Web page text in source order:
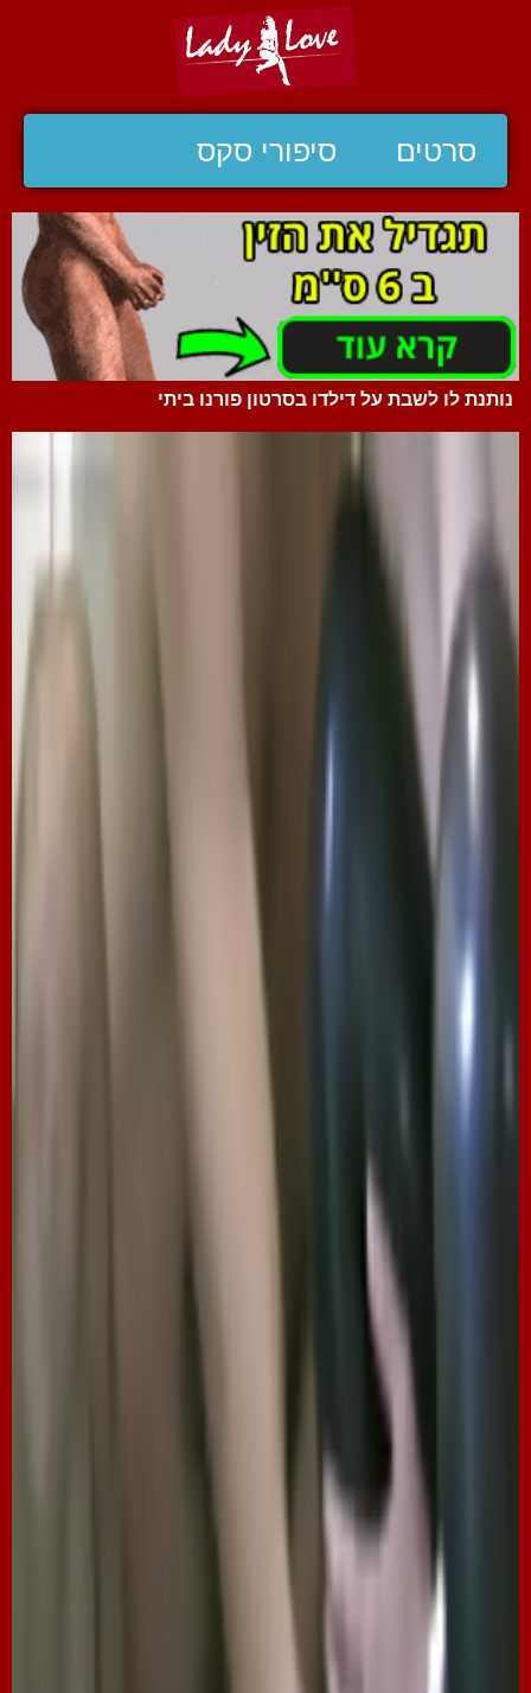
סרטים סיפורי סקס
נותנת לו לשבת על דילדו בסרטון פורנו ביתי